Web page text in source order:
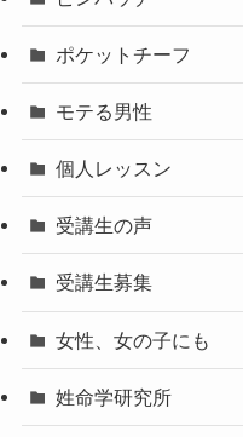
ポケットチーフ
モテる男性
個人レッスン
受講生の声
受講生募集
女性、女の子にも
姓命学研究所